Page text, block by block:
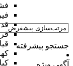
جستجو پیشرفته
آگهی ویژه